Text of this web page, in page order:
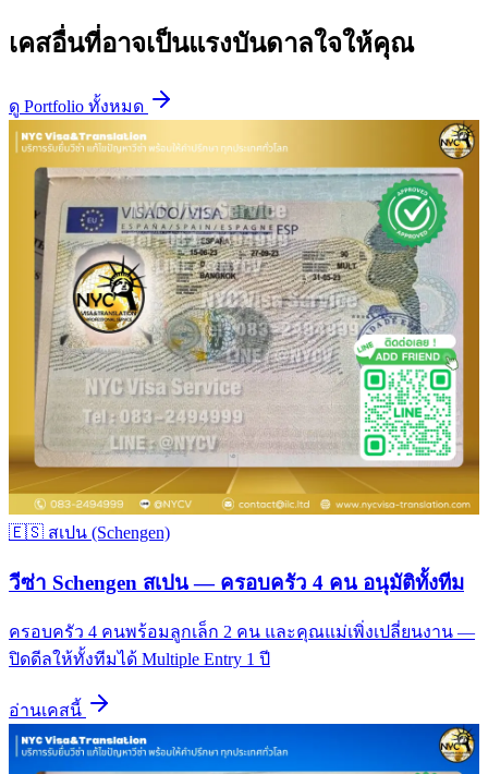
เคสอื่นที่อาจเป็นแรงบันดาลใจให้คุณ
ดู Portfolio ทั้งหมด
🇪🇸 สเปน (Schengen)
วีซ่า Schengen สเปน — ครอบครัว 4 คน อนุมัติทั้งทีม
ครอบครัว 4 คนพร้อมลูกเล็ก 2 คน และคุณแม่เพิ่งเปลี่ยนงาน —
ปิดดีลให้ทั้งทีมได้ Multiple Entry 1 ปี
อ่านเคสนี้